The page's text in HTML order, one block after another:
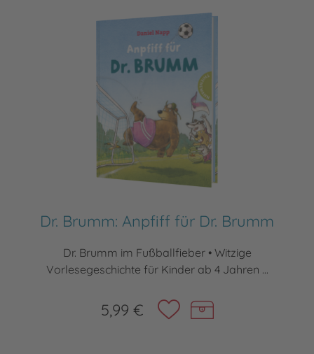
Dr. Brumm: Anpfiff für Dr. Brumm
Dr. Brumm im Fußballfieber • Witzige
Vorlesegeschichte für Kinder ab 4 Jahren ...
5,99 €